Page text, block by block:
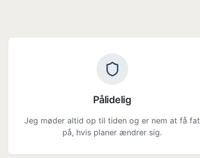
Pålidelig
Jeg møder altid op til tiden og er nem at få fat
på, hvis planer ændrer sig.